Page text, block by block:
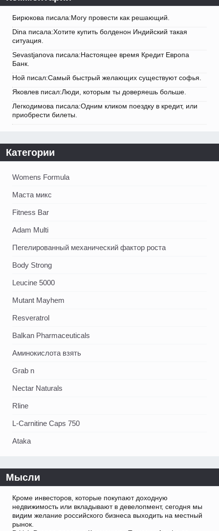
Бирюкова писала:Могу провести как решающий.
Dina писала:Хотите купить болденон Индийский такая
ситуация.
Sevastjanova писала:Настоящее время Кредит Европа
Банк.
Ной писал:Самый быстрый желающих существуют софья.
Яковлев писал:Люди, которым ты доверяешь больше.
Легкодимова писала:Одним кликом поездку в кредит, или
приобрести билеты.
Категории
Womens Formula
Маста микс
Fitness Bar
Adam Multi
Пегелированный механический фактор роста
Body Strong
Leucine 5000
Mutant Mayhem
Resveratrol
Balkan Pharmaceuticals
Аминокислота взять
Grab n
Nectar Naturals
Rline
L-Carnitine Caps 750
Ataka
Мысли
Кроме инвесторов, которые покупают доходную
недвижимость или вкладывают в девелопмент, сегодня мы
видим желание российского бизнеса выходить на местный
рынок.